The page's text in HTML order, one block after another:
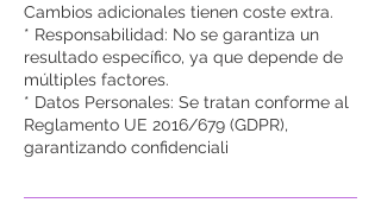
Cambios adicionales tienen coste extra.
* Responsabilidad: No se garantiza un
resultado específico, ya que depende de
múltiples factores.
* Datos Personales: Se tratan conforme al
Reglamento UE 2016/679 (GDPR),
garantizando confidenciali